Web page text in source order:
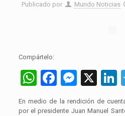
Publicado por Mundo Noticias
Compártelo:
WhatsApp
Facebook
X
En medio de la rendición de
por el presidente Juan Manuel